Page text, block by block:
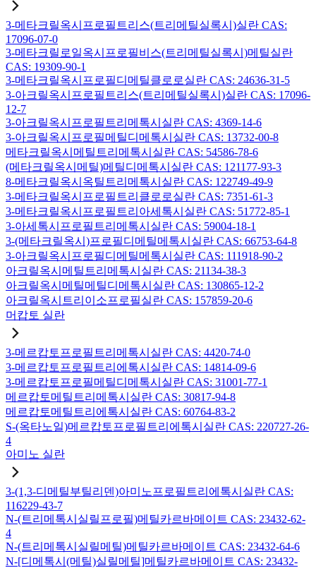
3-메타크릴옥시프로필트리스(트리메틸실록시)실란 CAS:
17096-07-0
3-메타크릴로일옥시프로필비스(트리메틸실록시)메틸실란
CAS: 19309-90-1
3-메타크릴옥시프로필디메틸클로로실란 CAS: 24636-31-5
3-아크릴옥시프로필트리스(트리메틸실록시)실란 CAS: 17096-
12-7
3-아크릴옥시프로필트리메톡시실란 CAS: 4369-14-6
3-아크릴옥시프로필메틸디메톡시실란 CAS: 13732-00-8
메타크릴옥시메틸트리메톡시실란 CAS: 54586-78-6
(메타크릴옥시메틸)메틸디메톡시실란 CAS: 121177-93-3
8-메타크릴옥시옥틸트리메톡시실란 CAS: 122749-49-9
3-메타크릴옥시프로필트리클로로실란 CAS: 7351-61-3
3-메타크릴옥시프로필트리아세톡시실란 CAS: 51772-85-1
3-아세톡시프로필트리메톡시실란 CAS: 59004-18-1
3-(메타크릴옥시)프로필디메틸메톡시실란 CAS: 66753-64-8
3-아크릴옥시프로필디메틸메톡시실란 CAS: 111918-90-2
아크릴옥시메틸트리메톡시실란 CAS: 21134-38-3
아크릴옥시메틸메틸디메톡시실란 CAS: 130865-12-2
아크릴옥시트리이소프로필실란 CAS: 157859-20-6
머캅토 실란
3-메르캅토프로필트리메톡시실란 CAS: 4420-74-0
3-메르캅토프로필트리에톡시실란 CAS: 14814-09-6
3-메르캅토프로필메틸디메톡시실란 CAS: 31001-77-1
메르캅토메틸트리메톡시실란 CAS: 30817-94-8
메르캅토메틸트리에톡시실란 CAS: 60764-83-2
S-(옥타노일)메르캅토프로필트리에톡시실란 CAS: 220727-26-
4
아미노 실란
3-(1,3-디메틸부틸리덴)아미노프로필트리에톡시실란 CAS:
116229-43-7
N-(트리메톡시실릴프로필)메틸카르바메이트 CAS: 23432-62-
4
N-(트리메톡시실릴메틸)메틸카르바메이트 CAS: 23432-64-6
N-[디메톡시(메틸)실릴메틸]메틸카르바메이트 CAS: 23432-